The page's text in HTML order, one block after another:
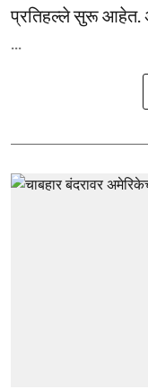
प्रतिहल्ले सुरू आहेत.